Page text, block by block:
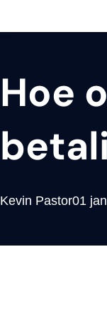
Hoe
Kevin Pastor01